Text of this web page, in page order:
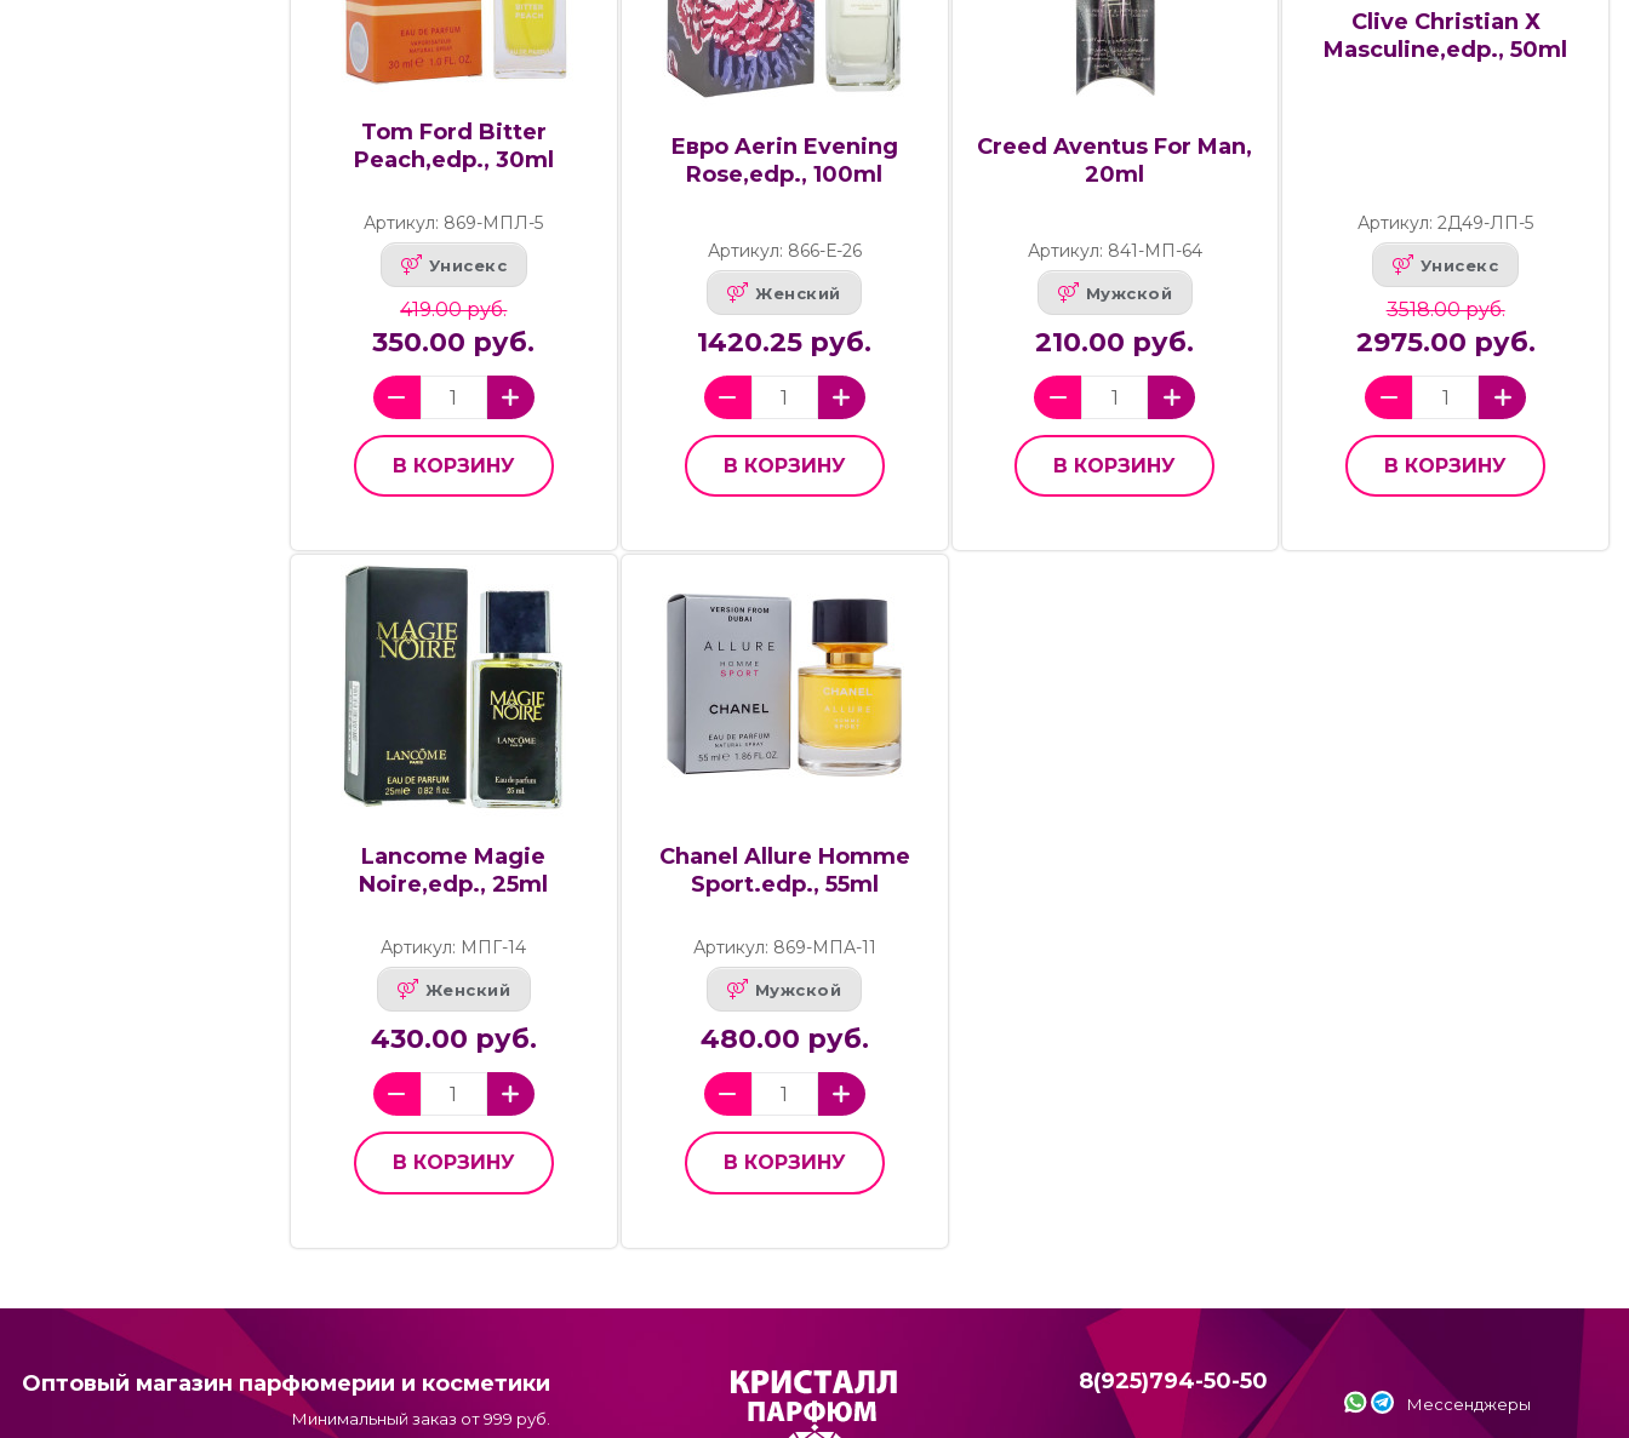
Tom Ford Bitter
Peach,edp., 30ml
Артикул: 869-МПЛ-5
Унисекс
419.00 руб.
350.00 руб.
В КОРЗИНУ
Евро Aerin Evening
Rose,edp., 100ml
Артикул: 866-Е-26
Женский
1420.25 руб.
В КОРЗИНУ
Creed Aventus For Man,
20ml
Артикул: 841-МП-64
Мужской
210.00 руб.
В КОРЗИНУ
Clive Christian Х
Masculine,edp., 50ml
Артикул: 2Д49-ЛП-5
Унисекс
3518.00 руб.
2975.00 руб.
В КОРЗИНУ
Lancome Magie
Noire,edp., 25ml
Артикул: МПГ-14
Женский
430.00 руб.
В КОРЗИНУ
Chanel Allure Homme
Sport.edp., 55ml
Артикул: 869-МПА-11
Мужской
480.00 руб.
В КОРЗИНУ
Оптовый магазин парфюмерии и косметики
Минимальный заказ от 999 руб.
8(925)794-50-50
Мессенджеры